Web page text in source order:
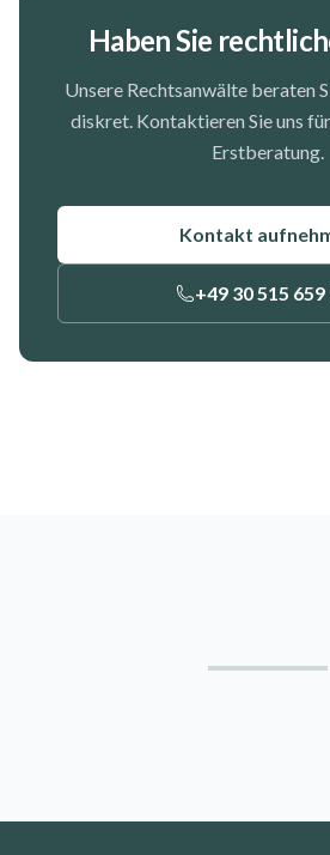
Haben Sie
Unsere Rechtsanwälte beraten
diskret. Kontaktieren Sie uns
Erstberatung.
Kontakt
+49 30 515 659